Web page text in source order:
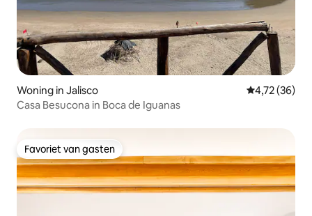
Woning in Jalisco Gemiddelde
4,72 (36)
Casa Besucona in Boca de Iguanas
Favoriet van gasten
Favoriet van gasten